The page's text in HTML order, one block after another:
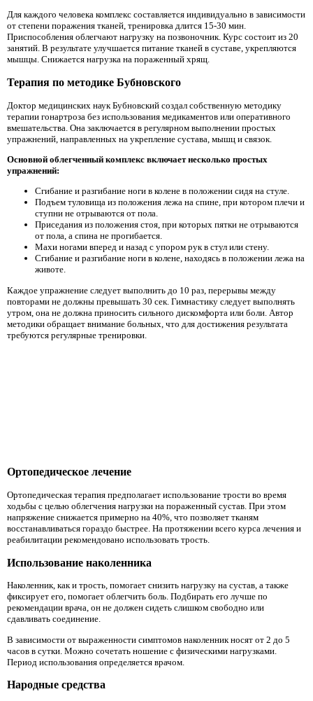
Для каждого человека комплекс составляется индивидуально в зависимости
от степени поражения тканей, тренировка длится 15-30 мин.
Приспособления облегчают нагрузку на позвоночник. Курс состоит из 20
занятий. В результате улучшается питание тканей в суставе, укрепляются
мышцы. Снижается нагрузка на пораженный хрящ.
Терапия по методике Бубновского
Доктор медицинских наук Бубновский создал собственную методику
терапии гонартроза без использования медикаментов или оперативного
вмешательства. Она заключается в регулярном выполнении простых
упражнений, направленных на укрепление сустава, мышц и связок.
Основной облегченный комплекс включает несколько простых
упражнений:
Сгибание и разгибание ноги в колене в положении сидя на стуле.
Подъем туловища из положения лежа на спине, при котором плечи и
ступни не отрываются от пола.
Приседания из положения стоя, при которых пятки не отрываются
от пола, а спина не прогибается.
Махи ногами вперед и назад с упором рук в стул или стену.
Сгибание и разгибание ноги в колене, находясь в положении лежа на
животе.
Каждое упражнение следует выполнить до 10 раз, перерывы между
повторами не должны превышать 30 сек. Гимнастику следует выполнять
утром, она не должна приносить сильного дискомфорта или боли. Автор
методики обращает внимание больных, что для достижения результата
требуются регулярные тренировки.
Ортопедическое лечение
Ортопедическая терапия предполагает использование трости во время
ходьбы с целью облегчения нагрузки на пораженный сустав. При этом
напряжение снижается примерно на 40%, что позволяет тканям
восстанавливаться гораздо быстрее. На протяжении всего курса лечения и
реабилитации рекомендовано использовать трость.
Использование наколенника
Наколенник, как и трость, помогает снизить нагрузку на сустав, а также
фиксирует его, помогает облегчить боль. Подбирать его лучше по
рекомендации врача, он не должен сидеть слишком свободно или
сдавливать соединение.
В зависимости от выраженности симптомов наколенник носят от 2 до 5
часов в сутки. Можно сочетать ношение с физическими нагрузками.
Период использования определяется врачом.
Народные средства